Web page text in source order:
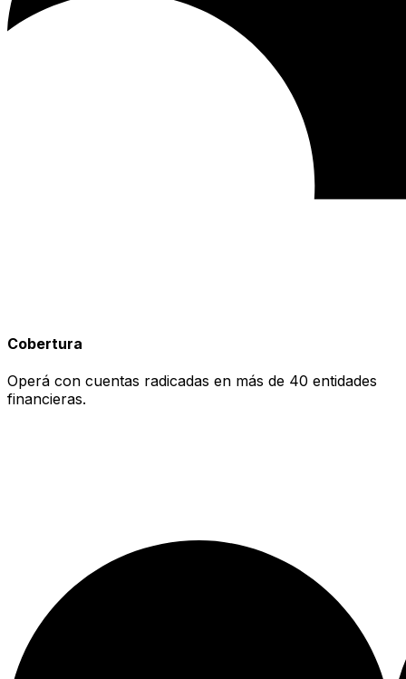
Cobertura
Operá con cuentas radicadas en más de 40 entidades
financieras.